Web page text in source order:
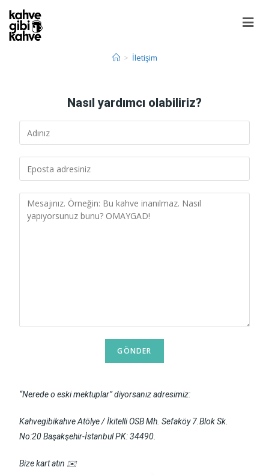
> İletişim
Nasıl yardımcı olabiliriz?
“Nerede o eski mektuplar” diyorsanız adresimiz:
Kahvegibikahve Atölye / İkitelli OSB Mh. Sefaköy 7.Blok Sk.
No:20 Başakşehir-İstanbul PK: 34490.
Bize kart atın ✉️